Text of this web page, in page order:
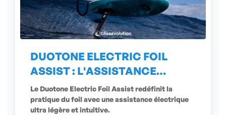
DUOTONE ELECTRIC FOIL
ASSIST : L'ASSISTANCE
ÉLECTRIQUE
Le Duotone Electric Foil Assist redéfinit la
pratique du foil avec une assistance électrique
ultra légère et intuitive.